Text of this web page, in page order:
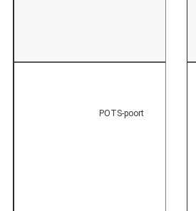
POTS-poort